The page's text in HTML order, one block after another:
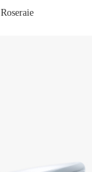
Roseraie